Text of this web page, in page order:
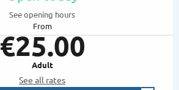
See opening hours
From
€25.00
Adult
See all rates